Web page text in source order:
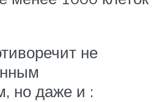
не
но даже и :